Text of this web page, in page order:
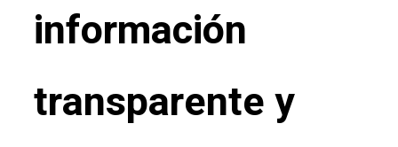
información
transparente y